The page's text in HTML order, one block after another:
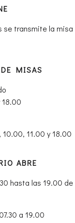
se transmite la misa
MISAS
18.00
11.00 y 18.00
ABRE
hasta las 19.00 de
a 19.00